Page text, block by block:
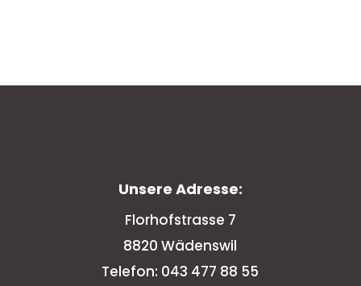
Unsere Adresse:
Florhofstrasse 7
8820 Wädenswil
Telefon: 043 477 88 55